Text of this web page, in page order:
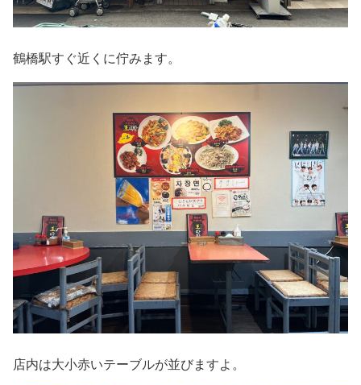
鶴橋駅すぐ近くに佇みます。
店内は大小赤いテーブルが並びますよ。